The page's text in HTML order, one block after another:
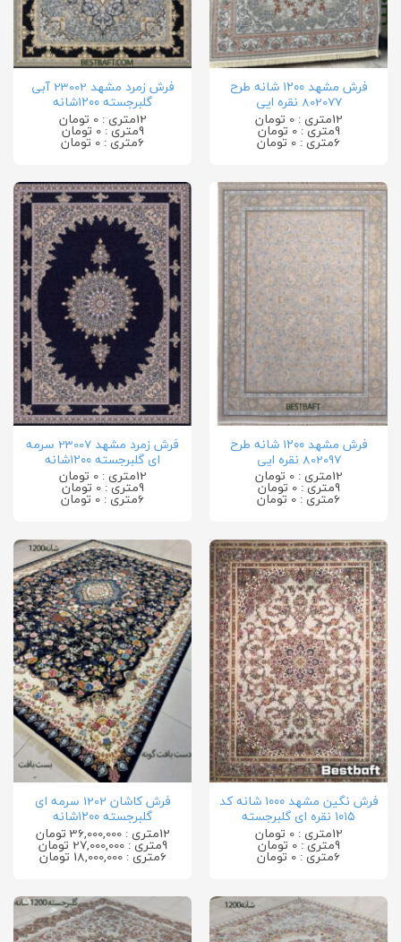
فرش مشهد ۱۲۰۰ شانه طرح
802077 نقره ایی
12متری : 0 تومان
9متری : 0 تومان
6متری : 0 تومان
فرش زمرد مشهد 23002 آبی
گلبرجسته ۱۲۰۰شانه
12متری : 0 تومان
9متری : 0 تومان
6متری : 0 تومان
فرش مشهد ۱۲۰۰ شانه طرح
802097 نقره ایی
12متری : 0 تومان
9متری : 0 تومان
6متری : 0 تومان
فرش زمرد مشهد 23007 سرمه
ای گلبرجسته ۱۲۰۰شانه
12متری : 0 تومان
9متری : 0 تومان
6متری : 0 تومان
فرش نگین مشهد ۱۰۰۰ شانه کد
۱۰۱۵ نقره ای گلبرجسته
12متری : 0 تومان
9متری : 0 تومان
6متری : 0 تومان
فرش کاشان 1202 سرمه ای
گلبرجسته ۱۲۰۰شانه
12متری : 36,000,000 تومان
9متری : 27,000,000 تومان
6متری : 18,000,000 تومان